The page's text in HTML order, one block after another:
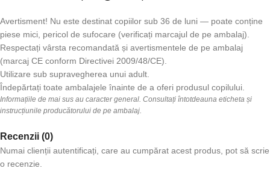
Avertisment! Nu este destinat copiilor sub 36 de luni — poate conține
piese mici, pericol de sufocare (verificați marcajul de pe ambalaj).
Respectați vârsta recomandată și avertismentele de pe ambalaj
(marcaj CE conform Directivei 2009/48/CE).
Utilizare sub supravegherea unui adult.
Îndepărtați toate ambalajele înainte de a oferi produsul copilului.
Informațiile de mai sus au caracter general. Consultați întotdeauna eticheta și
instrucțiunile producătorului de pe ambalaj.
Recenzii (0)
Numai clienții autentificați, care au cumpărat acest produs, pot să scrie
o recenzie.